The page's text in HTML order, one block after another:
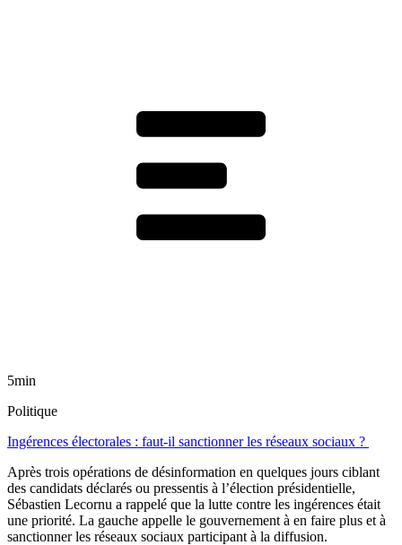
5min
Politique
Ingérences électorales : faut-il sanctionner les réseaux sociaux ?
Après trois opérations de désinformation en quelques jours ciblant
des candidats déclarés ou pressentis à l’élection présidentielle,
Sébastien Lecornu a rappelé que la lutte contre les ingérences était
une priorité. La gauche appelle le gouvernement à en faire plus et à
sanctionner les réseaux sociaux participant à la diffusion.